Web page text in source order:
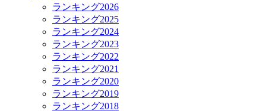
ランキング2026
ランキング2025
ランキング2024
ランキング2023
ランキング2022
ランキング2021
ランキング2020
ランキング2019
ランキング2018